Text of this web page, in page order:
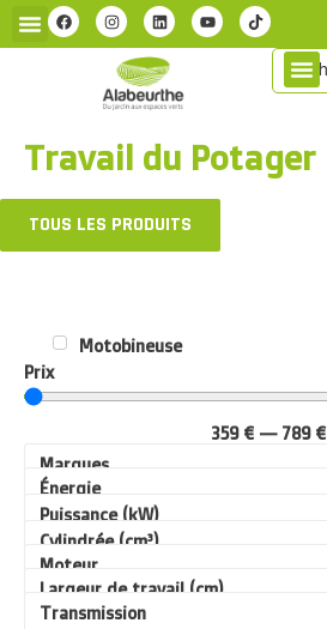
Travail du Potager
TOUS LES PRODUITS
Motobineuse
Prix
359 € — 789 €
Marques
Énergie
Puissance (kW)
Cylindrée (cm³)
Moteur
Largeur de travail (cm)
Transmission